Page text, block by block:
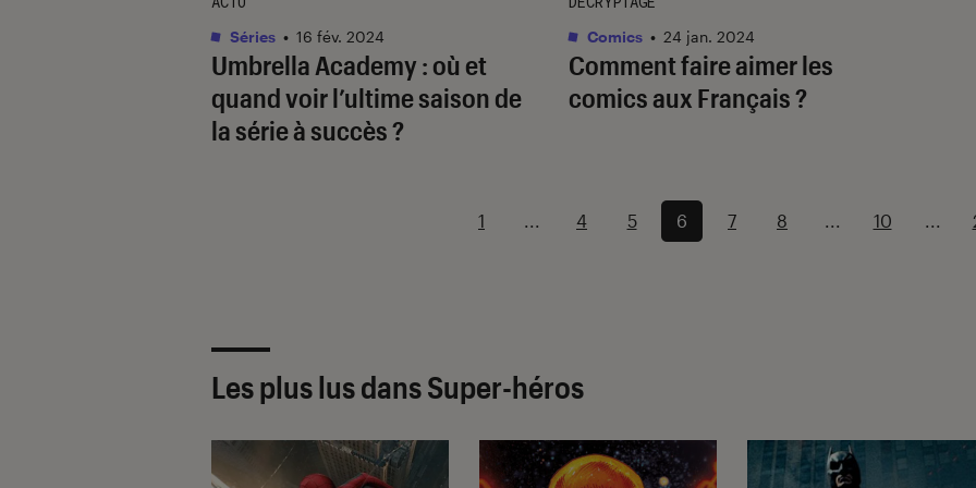
Umbrella Academy : où et
quand voir l’ultime saison de
la série à succès ?
Séries • 16 fév. 2024
Comment faire aimer les
comics aux Français ?
Comics • 24 jan. 2024
1 ... 4 5 6 7 8 ... 10 ...
Les plus lus dans Super-héros